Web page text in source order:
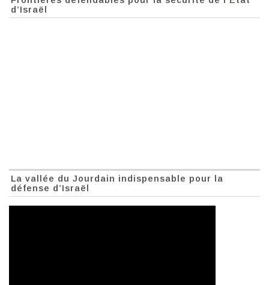
d’Israël
La vallée du Jourdain indispensable pour la
défense d’Israël